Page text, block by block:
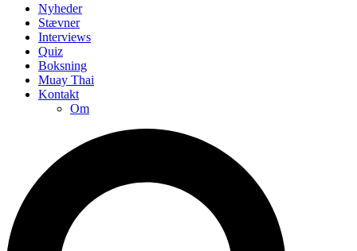
Nyheder
Stævner
Interviews
Quiz
Boksning
Muay Thai
Kontakt
Om